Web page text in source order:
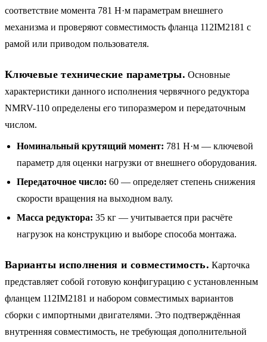
соответствие момента 781 Н·м параметрам внешнего
механизма и проверяют совместимость фланца 112IM2181 с
рамой или приводом пользователя.
Ключевые технические параметры. Основные
характеристики данного исполнения червячного редуктора
NMRV-110 определены его типоразмером и передаточным
числом.
Номинальный крутящий момент: 781 Н·м — ключевой
параметр для оценки нагрузки от внешнего оборудования.
Передаточное число: 60 — определяет степень снижения
скорости вращения на выходном валу.
Масса редуктора: 35 кг — учитывается при расчёте
нагрузок на конструкцию и выборе способа монтажа.
Варианты исполнения и совместимость. Карточка
представляет собой готовую конфигурацию с установленным
фланцем 112IM2181 и набором совместимых вариантов
сборки с импортными двигателями. Это подтверждённая
внутренняя совместимость, не требующая дополнительной